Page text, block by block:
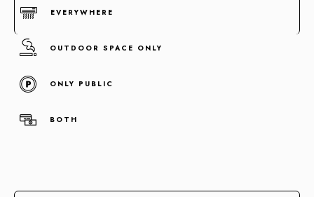
Concentramos la fuerza de +100 enlaces de alta autoridad
EVERYWHERE
OUTDOOR SPACE ONLY
ONLY PUBLIC
BOTH